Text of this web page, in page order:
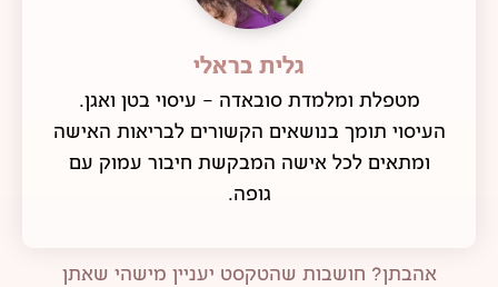
גלית בראלי
מטפלת ומלמדת סובאדה - עיסוי בטן ואגן.
העיסוי תומך בנושאים הקשורים לבריאות האישה
ומתאים לכל אישה המבקשת חיבור עמוק עם
גופה.
אהבתן? חושבות שהטקסט יעניין מישהי שאתן